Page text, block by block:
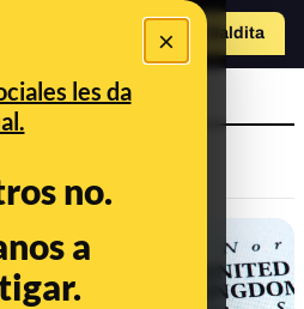
×
les da
no.
a
Hazte Maldita